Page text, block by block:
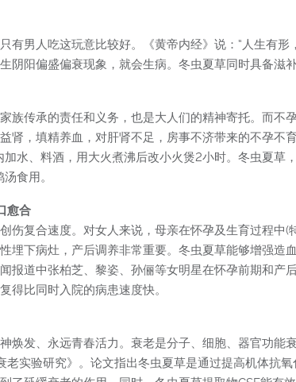
有男人吃这玩意比较好。《黄帝内经》说：“人生有
阴阳偏盛偏衰现象，就会生病。冬虫夏草同时具备滋
族传承的责任和义务，也是大人们的精神寄托。而
肾，填精养血，对肝肾不足，房事不济带来的不孕不
水、料酒，用大火煮沸后改小火煲2小时。冬虫夏草
食用。
愈合
伤复合速度。对女人来说，母亲在怀孕及生育过程
埋下病灶，产后调养非常重要。冬虫夏草能够增强
报道中张柏芝、黎姿、孙俪等女明星在怀孕前期和
得比同时入院的病患速度快。
焕发、永远青春活力。衰老是分子、细胞、器官功
实验研究》。论文指出冬虫夏草是通过提高机体抗